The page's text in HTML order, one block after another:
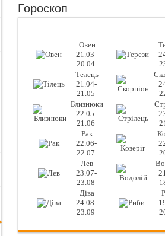
Гороскоп
Овен
21.03-
20.04
Телець
21.04-
21.05
Близнюки
22.05-
21.06
Рак
22.06-
22.07
Лев
23.07-
23.08
Діва
24.08-
23.09